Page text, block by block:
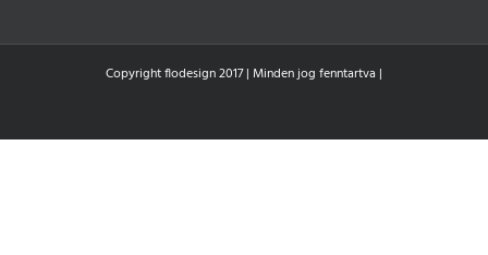
Copyright flodesign 2017 | Minden jog fenntartva |